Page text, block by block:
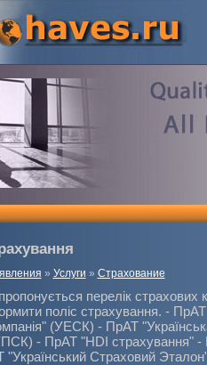
» Услуги » Страхование
перелік страхових
поліс страхування. - ПрАТ
(УЕСК) - ПрАТ
- ПрАТ "HDI страхування" -
Страховий